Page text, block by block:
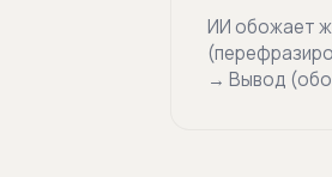
ИИ обожает
→ Вывод